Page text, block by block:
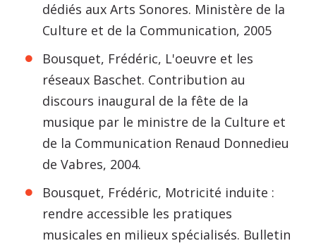
dédiés aux Arts Sonores. Ministère de la
Culture et de la Communication, 2005
Bousquet, Frédéric, L'oeuvre et les
réseaux Baschet. Contribution au
discours inaugural de la fête de la
musique par le ministre de la Culture et
de la Communication Renaud Donnedieu
de Vabres, 2004.
Bousquet, Frédéric, Motricité induite :
rendre accessible les pratiques
musicales en milieux spécialisés. Bulletin